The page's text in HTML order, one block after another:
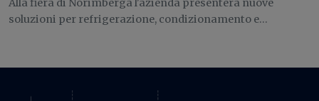
Alla fiera di Norimberga l'azienda presenterà nuove
soluzioni per refrigerazione, condizionamento e...